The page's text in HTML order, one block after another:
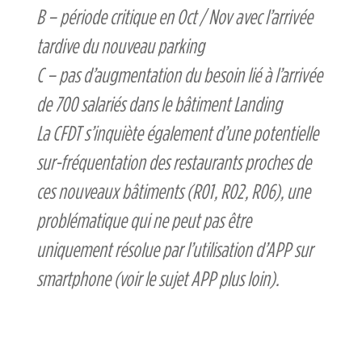
B – période critique en Oct / Nov avec l’arrivée
tardive du nouveau parking
C – pas d’augmentation du besoin lié à l’arrivée
de 700 salariés dans le bâtiment Landing
La CFDT s’inquiète également d’une potentielle
sur-fréquentation des restaurants proches de
ces nouveaux bâtiments (R01, R02, R06), une
problématique qui ne peut pas être
uniquement résolue par l’utilisation d’APP sur
smartphone (voir le sujet APP plus loin).